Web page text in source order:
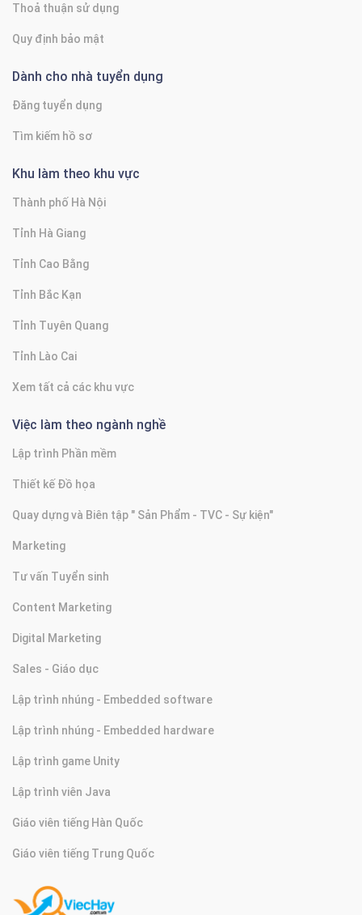
Thoả thuận sử dụng
Quy định bảo mật
Dành cho nhà tuyển dụng
Đăng tuyển dụng
Tìm kiếm hồ sơ
Khu làm theo khu vực
Thành phố Hà Nội
Tỉnh Hà Giang
Tỉnh Cao Bằng
Tỉnh Bắc Kạn
Tỉnh Tuyên Quang
Tỉnh Lào Cai
Xem tất cả các khu vực
Việc làm theo ngành nghề
Lập trình Phần mềm
Thiết kế Đồ họa
Quay dựng và Biên tập " Sản Phẩm - TVC - Sự kiện"
Marketing
Tư vấn Tuyển sinh
Content Marketing
Digital Marketing
Sales - Giáo dục
Lập trình nhúng - Embedded software
Lập trình nhúng - Embedded hardware
Lập trình game Unity
Lập trình viên Java
Giáo viên tiếng Hàn Quốc
Giáo viên tiếng Trung Quốc